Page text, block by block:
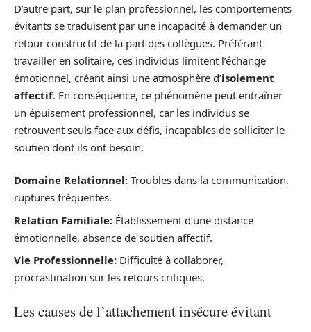
D’autre part, sur le plan professionnel, les comportements
évitants se traduisent par une incapacité à demander un
retour constructif de la part des collègues. Préférant
travailler en solitaire, ces individus limitent l’échange
émotionnel, créant ainsi une atmosphère d’isolement
affectif. En conséquence, ce phénomène peut entraîner
un épuisement professionnel, car les individus se
retrouvent seuls face aux défis, incapables de solliciter le
soutien dont ils ont besoin.
Domaine Relationnel: Troubles dans la communication,
ruptures fréquentes.
Relation Familiale: Établissement d’une distance
émotionnelle, absence de soutien affectif.
Vie Professionnelle: Difficulté à collaborer,
procrastination sur les retours critiques.
Les causes de l’attachement insécure évitant